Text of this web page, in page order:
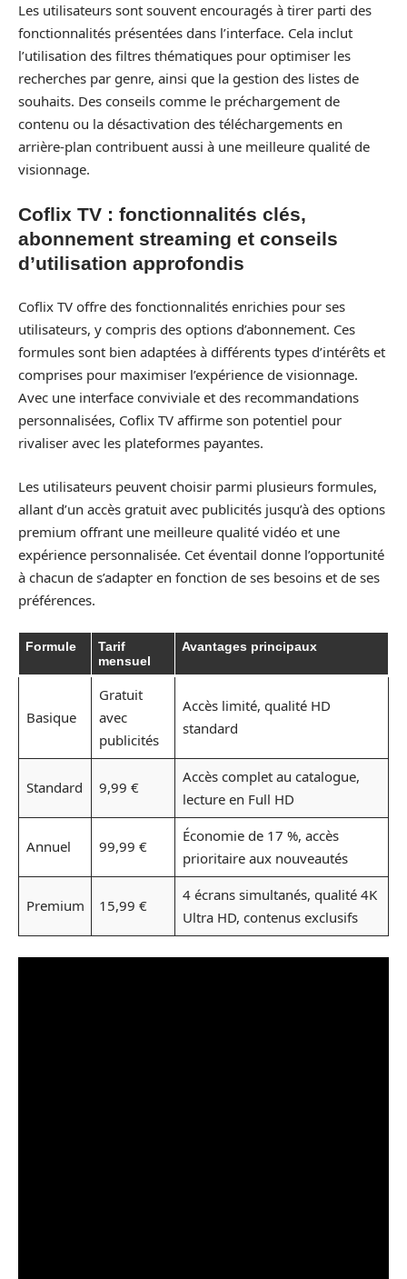
Les utilisateurs sont souvent encouragés à tirer parti des
fonctionnalités présentées dans l’interface. Cela inclut
l’utilisation des filtres thématiques pour optimiser les
recherches par genre, ainsi que la gestion des listes de
souhaits. Des conseils comme le préchargement de
contenu ou la désactivation des téléchargements en
arrière-plan contribuent aussi à une meilleure qualité de
visionnage.
Coflix TV : fonctionnalités clés,
abonnement streaming et conseils
d’utilisation approfondis
Coflix TV offre des fonctionnalités enrichies pour ses
utilisateurs, y compris des options d’abonnement. Ces
formules sont bien adaptées à différents types d’intérêts et
comprises pour maximiser l’expérience de visionnage.
Avec une interface conviviale et des recommandations
personnalisées, Coflix TV affirme son potentiel pour
rivaliser avec les plateformes payantes.
Les utilisateurs peuvent choisir parmi plusieurs formules,
allant d’un accès gratuit avec publicités jusqu’à des options
premium offrant une meilleure qualité vidéo et une
expérience personnalisée. Cet éventail donne l’opportunité
à chacun de s’adapter en fonction de ses besoins et de ses
préférences.
Formule
Tarif
mensuel
Avantages principaux
Basique
Gratuit
avec
publicités
Accès limité, qualité HD
standard
Standard 9,99 €
Accès complet au catalogue,
lecture en Full HD
Annuel 99,99 €
Économie de 17 %, accès
prioritaire aux nouveautés
Premium 15,99 €
4 écrans simultanés, qualité 4K
Ultra HD, contenus exclusifs